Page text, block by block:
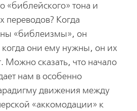
«библейского» тона и
переводов? Когда
«библеизмы», он
когда они ему нужны, он их
Можно сказать, что начало
нам в особенно
движения между
«аккомодации» к